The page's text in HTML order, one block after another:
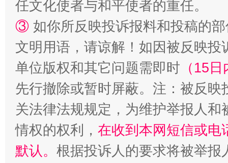
“蜀中异人”王建安的艺术幻境
任文化使者与和平使者的重任。
③ 如你所反映投诉报料和投稿的
文明用语，请谅解！如因被反映
单位版权和其它问题需即时 （15
先行撤除或暂时屏蔽。注：被反
关法律法规规定，为维护举报人
情权的权利， 在收到本网短信或电
默认。 根据投诉人的要求将被举